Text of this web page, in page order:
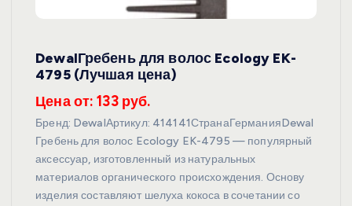
DewalГребень для волос Ecology EK-
4795 (Лучшая цена)
Цена от: 133 руб.
Бренд: DewalАртикул: 414141СтранаГерманияDewal
Гребень для волос Ecology EK-4795 — популярный
аксессуар, изготовленный из натуральных
материалов органического происхождения. Основу
изделия составляют шелуха кокоса в сочетании со